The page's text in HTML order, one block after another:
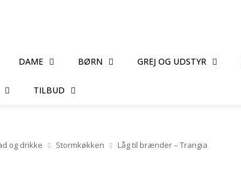
DAME BØRN GREJ OG UDSTYR
TILBUD
og drikke Stormkøkken Låg til brænder – Trangia